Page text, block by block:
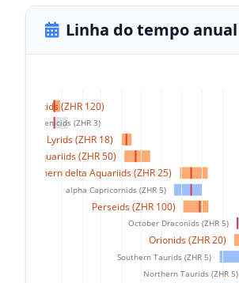
Linha do tempo anual
Quadrantids (ZHR 120)
Coma Berenicids (ZHR 3)
Lyrids (ZHR 18)
eta Aquariids (ZHR 50)
Southern delta Aquariids (ZHR 25)
alpha Capricornids (ZHR 5)
Perseids (ZHR 100)
October Draconids (ZHR 5)
Orionids (ZHR 20)
Southern Taurids (ZHR 5)
Northern Taurids (ZHR 5)